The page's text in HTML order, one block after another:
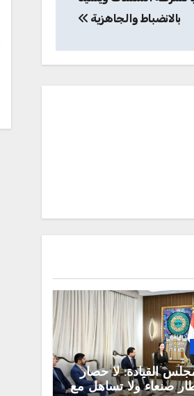
بالانضباط والجاهزية
القيادة: لا حصار
صنعاء ولا تساهل مع